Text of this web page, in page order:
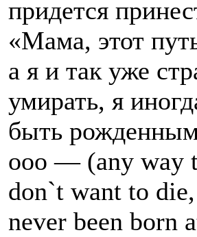
придется
«Мама, этот
а я и так уже
умирать, я
быть
ooo — (any way
don`t want to
never been born